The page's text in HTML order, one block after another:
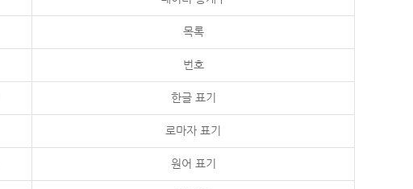
목록
번호
한글 표기
로마자 표기
원어 표기